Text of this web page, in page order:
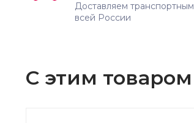
Доставляем
всей России
С этим